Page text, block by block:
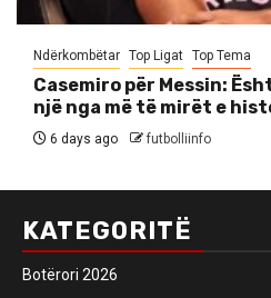
Ndërkombëtar Top Ligat Top Tema
Casemiro për Messin:
një nga më të mirët e
6 days ago futbolliinfo
KATEGORITË
Botërori 2026